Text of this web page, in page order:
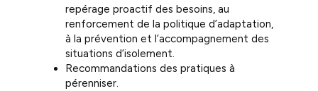
repérage proactif des besoins, au
renforcement de la politique d’adaptation,
à la prévention et l’accompagnement des
situations d’isolement.
Recommandations des pratiques à
pérenniser.